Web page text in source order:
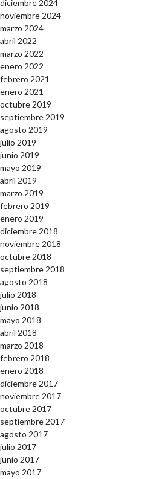
diciembre 2024
noviembre 2024
marzo 2024
abril 2022
marzo 2022
enero 2022
febrero 2021
enero 2021
octubre 2019
septiembre 2019
agosto 2019
julio 2019
junio 2019
mayo 2019
abril 2019
marzo 2019
febrero 2019
enero 2019
diciembre 2018
noviembre 2018
octubre 2018
septiembre 2018
agosto 2018
julio 2018
junio 2018
mayo 2018
abril 2018
marzo 2018
febrero 2018
enero 2018
diciembre 2017
noviembre 2017
octubre 2017
septiembre 2017
agosto 2017
julio 2017
junio 2017
mayo 2017